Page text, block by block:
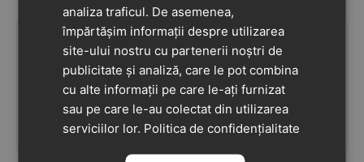
lei
Pantofi Geox Barefoot,
fete, brant
antibacterian, Foot Run,
roz prafuit
ÎN STOC
27990 lei
Pantofi Geox fete, piele
naturala, brant
antibacterian, Geox
Respira, Ciufciuf, bej,
0.0
ÎN STOC
analiza traficul. De asemenea,
împărtășim informații despre utilizarea
site-ului nostru cu partenerii noștri de
publicitate și analiză, care le pot combina
cu alte informații pe care le-ați furnizat
sau pe care le-au colectat din utilizarea
serviciilor lor. Politica de confidențialitate